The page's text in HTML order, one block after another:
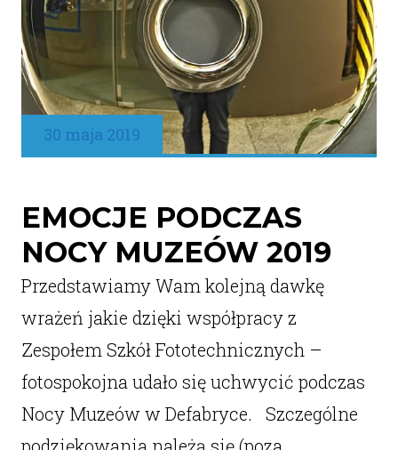
30 maja 2019
EMOCJE PODCZAS
NOCY MUZEÓW 2019
Przedstawiamy Wam kolejną dawkę
wrażeń jakie dzięki współpracy z
Zespołem Szkół Fototechnicznych –
fotospokojna udało się uchwycić podczas
Nocy Muzeów w Defabryce. Szczególne
podziękowania należą się (poza